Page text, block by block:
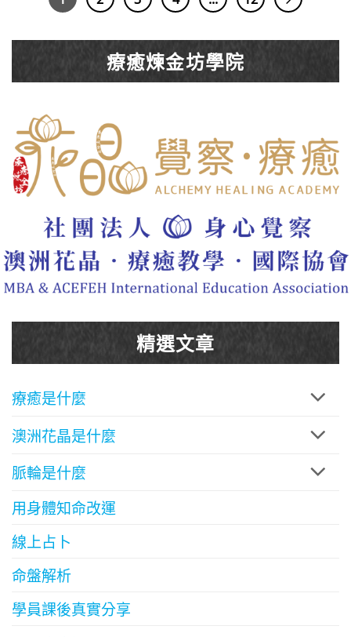
療癒煉金坊學院
精選文章
療癒是什麼
澳洲花晶是什麼
脈輪是什麼
用身體知命改運
線上占卜
命盤解析
學員課後真實分享